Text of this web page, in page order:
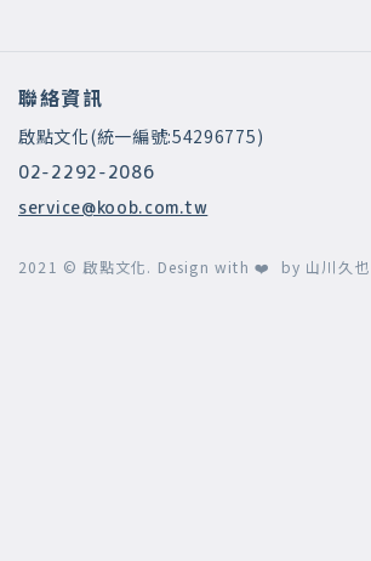
聯絡資訊
啟點文化(統一編號:54296775)
02-2292-2086
service@koob.com.tw
2021 © 啟點文化. Design with ❤️ by 山川久也